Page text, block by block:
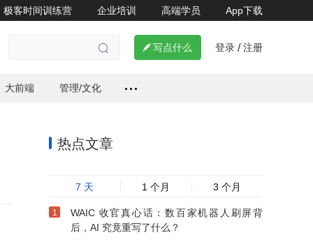
极客时间训练营 企业培训 高端学员 App下载
  写点什么 登录 / 注册
大前端 管理/文化
热点文章
7 天 1 个月 3 个月
WAIC 收官真心话：数百家机器人刷屏背
后，AI 究竟重写了什么？